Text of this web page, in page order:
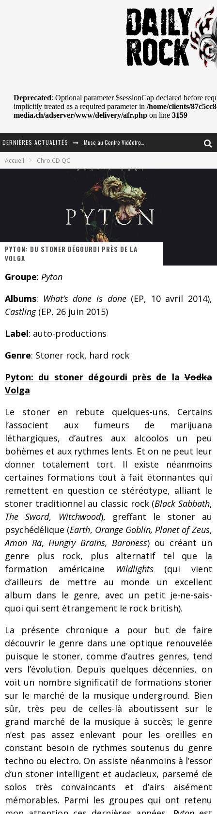
DERNIÈRES ACTUALITÉS
Tove Lo était de passage au MTELUS
Les danseurs étoiles parasitent ton ciel
Les rêves sont faits pour être réalisés
Accueil Chro CD QC
PYTON: DU STONER DÉGOURDI PRÈS DE LA
VOLGA
Groupe: Pyton
Albums: What’s done is done(EP, 10 avril 2014),
Castling(EP, 26 juin 2015)
Label: auto-productions
Genre: Stoner rock, hard rock
Pyton: du stoner dégourdi près de la Vodka
Volga
Le stoner en rebute quelques-uns. Certains
l’associent aux fumeurs de marijuana
léthargiques, d’autres aux alcoolos un peu
bohèmes et aux rythmes lents. Et on ne peut leur
donner totalement tort. Il existe néanmoins
certaines formations tout à fait étonnantes qui
remettent en question ce stéréotype, alliant le
stoner traditionnel au classic rock (Black Sabbath,
The Sword, Witchwood), greffant le stoner au
psychédélique (Earth, Orange Goblin, Planet of Zeus,
Amon Ra,Hungry Brains, Baroness) ou créant un
genre plus rock, plus alternatif tel que la
formation américaine
Wildlights(qui vient
d’ailleurs de mettre au monde un excellent
album dans le genre, avec un petit je-ne-sais-
quoi qui sent étrangement le rock british).
La présente chronique a pour but de faire
découvrir le genre dans une optique renouvelée
puisque le stoner, comme d’autres genres, tend
vers l’évolution. Depuis quelques décennies, on
voit un nombre significatif de formations stoner
sur le marché de la musique underground. Bien
sûr, très peu de celles-là aboutissent sur le
grand marché de la musique à succès; le genre
n’est pas assez enlevant pour les oreilles en
constant besoin de rythmes soutenus du genre
techno ou electro. On assiste néanmoins à l’essor
d’un stoner intelligent et audacieux, parsemé de
solos très convaincants et d’airs aisément
mémorables. Parmi les groupes qui ont retenu